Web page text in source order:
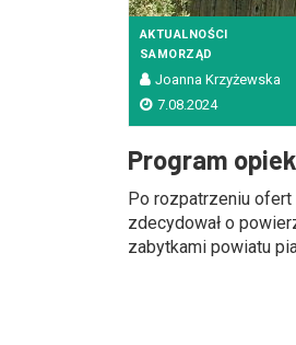
AKTUALNOŚCI
SAMORZĄD
Joanna Krzyżewska
7.08.2024
Program
Po rozpatrzeniu
zdecydował o
zabytkami powiatu